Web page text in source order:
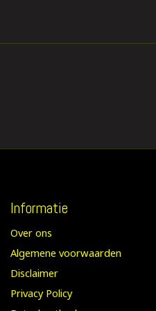
Informatie
Over ons
Algemene voorwaarden
Disclaimer
Privacy Policy